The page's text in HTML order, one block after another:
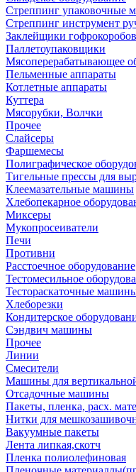
Стреппинг упаковочные
Стреппинг инструмент
Заклейщики гофрокоробов
Паллетоупаковщики
Мясоперерабатывающее
Пельменные аппараты
Котлетные аппараты
Куттера
Мясорубки, Волчки
Прочее
Слайсеры
Фаршемесы
Полиграфическое
Тигельные прессы для
Клеемазательные машины
Хлебопекарное
Миксеры
Мукопросеиватели
Печи
Противни
Расстоечное оборудование
Тестомесильное
Тестораскаточные
Хлеборезки
Кондитерское
Сэндвич машины
Прочее
Линии
Смесители
Машины для
Отсадочные машины
Пакеты, пленка, расх.
Нитки для
Вакуумные пакеты
Лента липкая,скотч
Пленка полиолефиновая